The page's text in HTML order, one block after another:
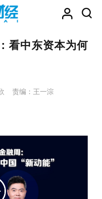
看中东资本为何
欣 责编：王一淙